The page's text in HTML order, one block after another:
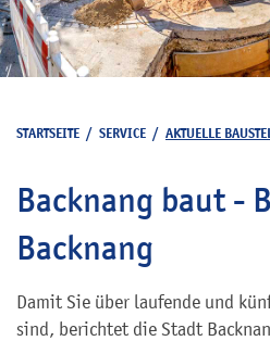
STARTSEITE / SERVICE / AKTUELLE
Backnang baut -
Backnang
Damit Sie über laufende und
sind, berichtet die Stadt